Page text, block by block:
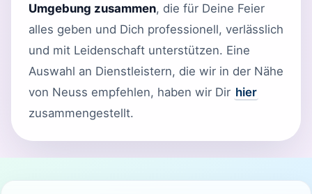
Umgebung zusammen, die für Deine Feier
alles geben und Dich professionell, verlässlich
und mit Leidenschaft unterstützen. Eine
Auswahl an Dienstleistern, die wir in der Nähe
von Neuss empfehlen, haben wir Dir hier
zusammengestellt.